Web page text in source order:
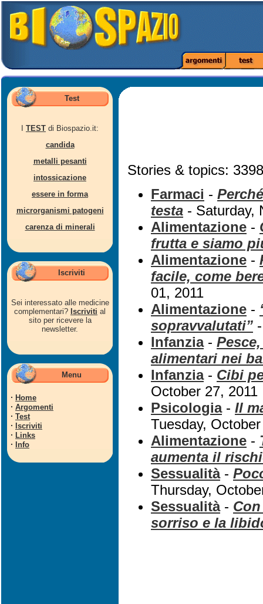
Test
TEST di Biospazio.it:
candida
metalli pesanti
intossicazione
essere in forma
microrganismi patogeni
carenza di minerali
Iscriviti
Sei interessato alle medicine
complementari? Iscriviti al
sito per ricevere la
newsletter.
Menu
· Home
· Argomenti
· Test
· Iscriviti
· Links
· Info
Stories & topics:
Farmaci -
testa - Saturday,
Alimentazione -
frutta e siamo
Alimentazione -
facile, come
01, 2011
Alimentazione -
sopravvalutati”
Infanzia-
alimentari nei
Infanzia- Cibi
October 27, 2011
Psicologia- Il
Tuesday,
Alimentazione -
aumenta il
Sessualità-
Thursday,
Sessualità-
sorriso e la